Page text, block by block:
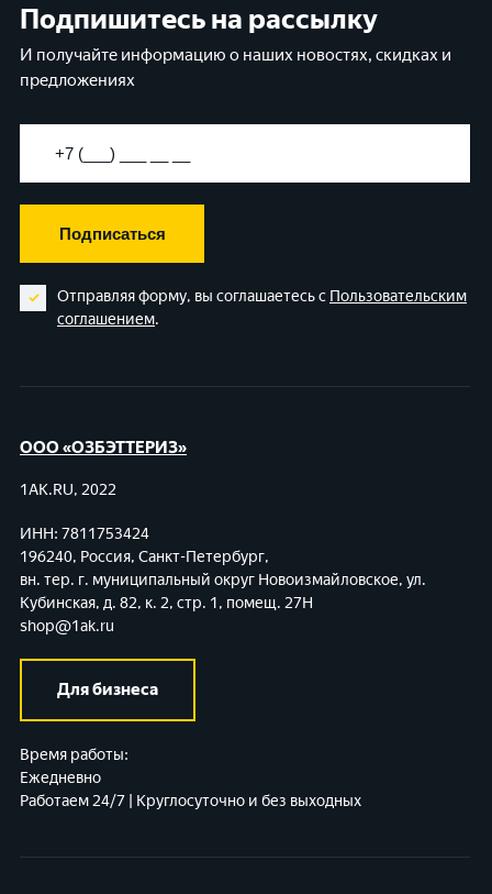
Подпишитесь на рассылку
И получайте информацию о наших новостях, скидках и
предложениях
Подписаться
Отправляя форму, вы соглашаетесь с Пользовательским
соглашением.
ООО «ОЗБЭТТЕРИЗ»
1AK.RU, 2022
ИНН: 7811753424
196240, Россия, Санкт-Петербург,
вн. тер. г. муниципальный округ Новоизмайловское, ул.
Кубинская, д. 82, к. 2, стр. 1, помещ. 27Н
shop@1ak.ru
Для бизнеса
Время работы:
Ежедневно
Работаем 24/7 | Круглосуточно и без выходных